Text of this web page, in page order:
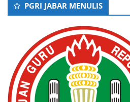
PGRI JABAR MENULIS